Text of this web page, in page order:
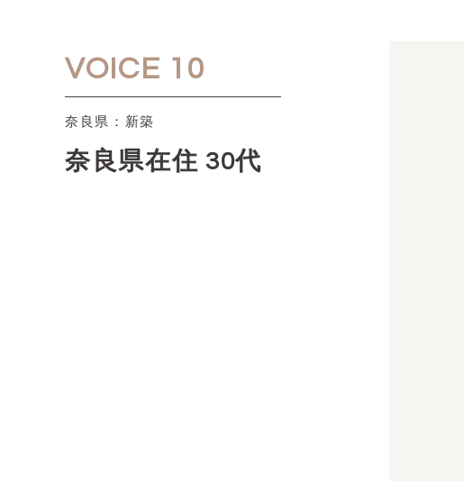
VOICE 10
奈良県：新築
奈良県在住 30代